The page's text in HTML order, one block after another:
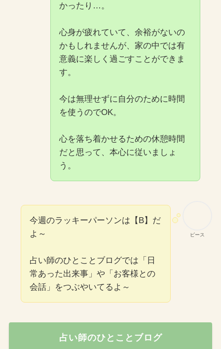
かったり…。
心身が疲れていて、余裕がないの
かもしれませんが、家の中では有
意義に楽しく過ごすことができま
す。
今は無理せずに自分のために時間
を使うのでOK。
心を落ち着かせるための休憩時間
だと思って、本心に従いましょ
う。
ピース
今週のラッキーパーソンは【B】だ
よ～
占い師のひとことブログでは「日
常あった出来事」や「お客様との
会話」をつぶやいてるよ～
占い師のひとことブログ